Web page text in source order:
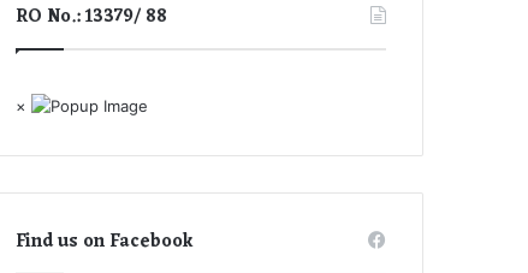
RO No.: 13379/ 88
×
Find us on Facebook